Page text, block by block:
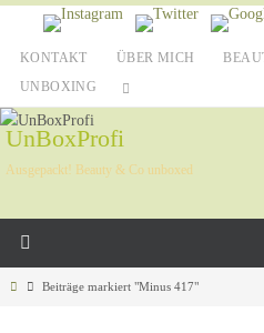
KONTAKT ÜBER MICH
UNBOXING
UnBoxProfi
Ausgepackt! Beauty & Co unboxed
HomeBeiträge markiert "Minus 417"